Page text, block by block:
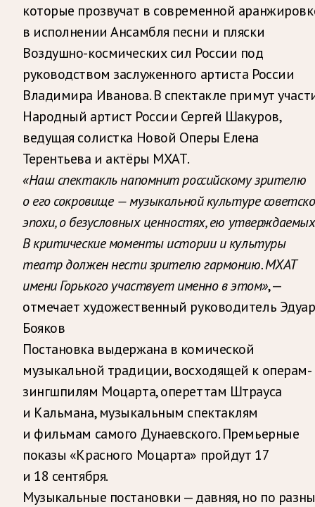
которые прозвучат в современной
в исполнении Ансамбля песни и пляски
Воздушно-космических сил России под
руководством заслуженного артиста России
Владимира Иванова. В спектакле примут
Народный артист России Сергей Шакуров,
ведущая солистка Новой Оперы Елена
Терентьева и актёры МХАТ.
«Наш спектакль напомнит российскому зрителю
о его сокровище — музыкальной культуре
эпохи, о безусловных ценностях, ею
В критические моменты истории и культуры
театр должен нести зрителю гармонию. МХАТ
имени Горького участвует именно в этом», —
отмечает художественный руководитель
Бояков
Постановка выдержана в комической
музыкальной традиции, восходящей к операм-
зингшпилям Моцарта, опереттам Штрауса
и Кальмана, музыкальным спектаклям
и фильмам самого Дунаевского. Премьерные
показы «Красного Моцарта» пройдут 17
и 18 сентября.
Музыкальные постановки — давняя, но по